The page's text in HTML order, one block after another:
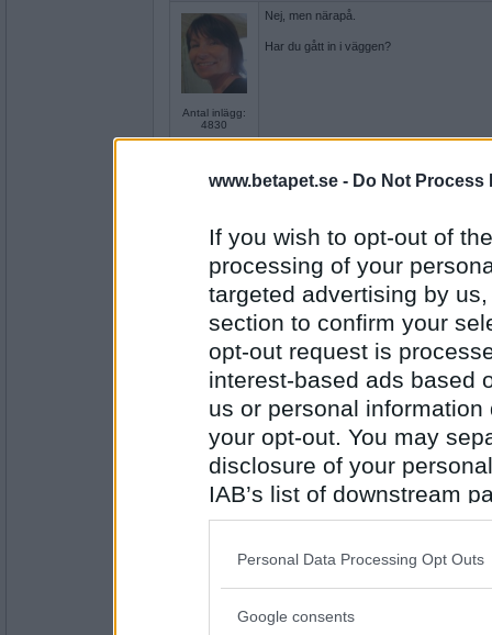
www.betapet.se - Do Not Process
If you wish to opt-out of
processing of your
targeted advertising by
section to confirm your
opt-out request is
interest-based ads based
us or personal
your opt-out. You may
disclosure of your
IAB’s list of downstream
also be disclosed by us
Downstream Participants
Please note that this
Personal Data Processing Opt Outs
Google consents
Antal inlägg:
4830
Nej, men närapå.
Har du gått in i väggen?
Antal inlägg:
22535
Nej, men en lyktstolpe.
Antal inlägg:
4830
Nej, men chips.
Har du nånsin ätit godis på en vardag?
Har du fått någon middag idag?